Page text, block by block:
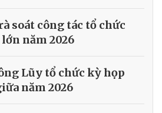
soát công tác tổ chức
năm 2026
Lũy tổ chức kỳ họp
năm 2026